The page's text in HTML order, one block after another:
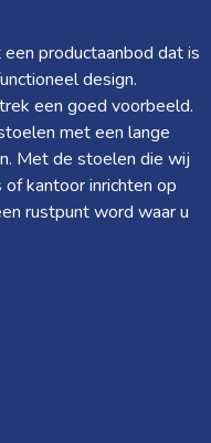
productaanbod dat is
design.
een goed voorbeeld.
met een lange
Met de stoelen die wij
kantoor inrichten op
rustpunt word waar u